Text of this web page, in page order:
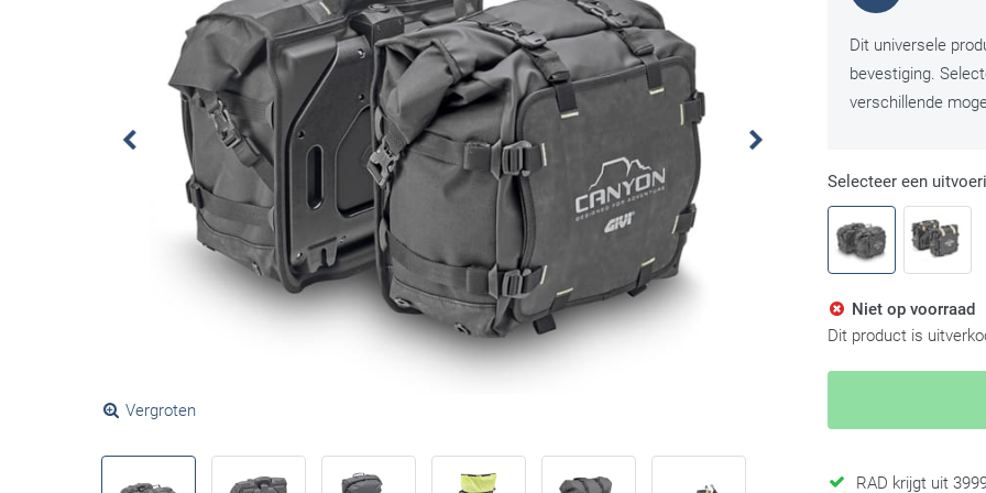
Vergroten
Dit universele
bevestiging.
verschillende
Selecteer een
Niet op voorraad
Dit product is
RAD krijgt uit